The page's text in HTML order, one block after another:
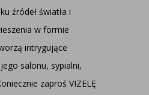
źródeł światła i
w formie
intrygujące
salonu, sypialni,
zaproś VIZELĘ